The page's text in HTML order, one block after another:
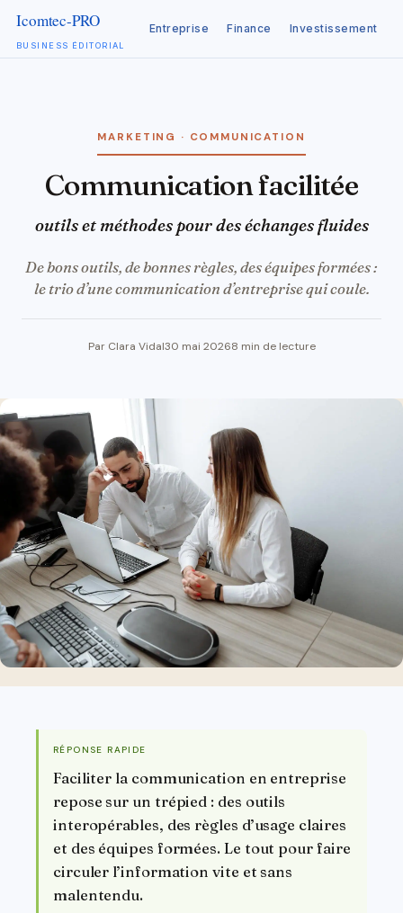
BUSINESS ÉDITORIAL
Entreprise Finance Investissement
MARKETING · COMMUNICATION
Communication facilitée
outils et méthodes pour des échanges fluides
De bons outils, de bonnes règles, des équipes formées :
le trio d’une communication d’entreprise qui coule.
Par Clara Vidal30 mai 20268 min de lecture
RÉPONSE RAPIDE
Faciliter la communication en entreprise
repose sur un trépied : des outils
interopérables, des règles d’usage claires
et des équipes formées. Le tout pour faire
circuler l’information vite et sans
malentendu.